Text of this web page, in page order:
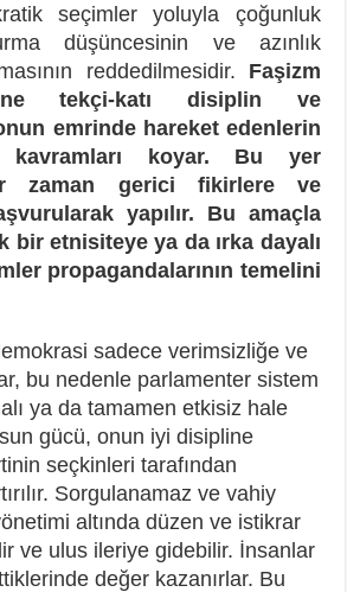
seçimler yoluyla çoğunluk
düşüncesinin ve azınlık
reddedilmesidir. Faşizm
tekçi-katı disiplin ve
emrinde hareket edenlerin
koyar. Bu yer
zaman gerici fikirlere ve
yapılır. Bu amaçla
bir etnisiteye ya da ırka dayalı
propagandalarının temelini
sadece verimsizliğe ve
bu nedenle parlamenter sistem
ya da tamamen etkisiz hale
gücü, onun iyi disipline
seçkinleri tarafından
Sorgulanamaz ve vahiy
altında düzen ve istikrar
ve ulus ileriye gidebilir. İnsanlar
değer kazanırlar. Bu